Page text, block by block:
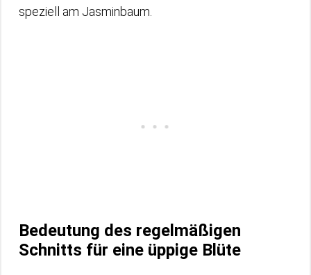
speziell am Jasminbaum.
Bedeutung des regelmäßigen
Schnitts für eine üppige Blüte